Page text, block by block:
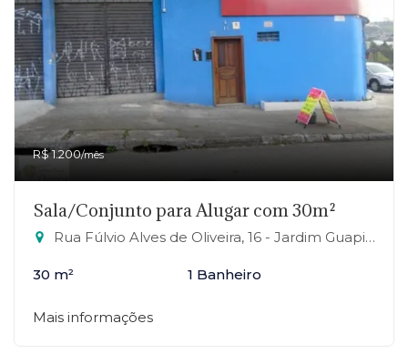
R$ 1.200/mês
Sala/Conjunto para Alugar com 30m²
Rua Fúlvio Alves de Oliveira, 16 - Jardim Guapituba, Mauá-SP
30 m² 1 Banheiro
Mais informações